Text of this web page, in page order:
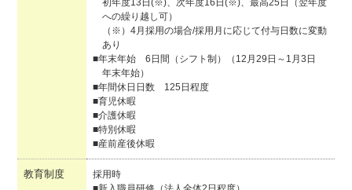
への繰り越し可）
（※）4月採用の場合/採用月に応じて付与日数に変動
あり
■年末年始 6日間（シフト制）（12月29日～1月3日
年末年始）
■年間休日日数 125日程度
■育児休暇
■介護休暇
■特別休暇
■産前産後休暇
教育制度
採用時